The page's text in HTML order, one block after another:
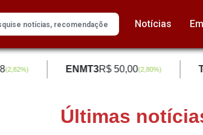
Notícias
(2,82%) ENMT3R$ 50,00(2,80%)
Últimas